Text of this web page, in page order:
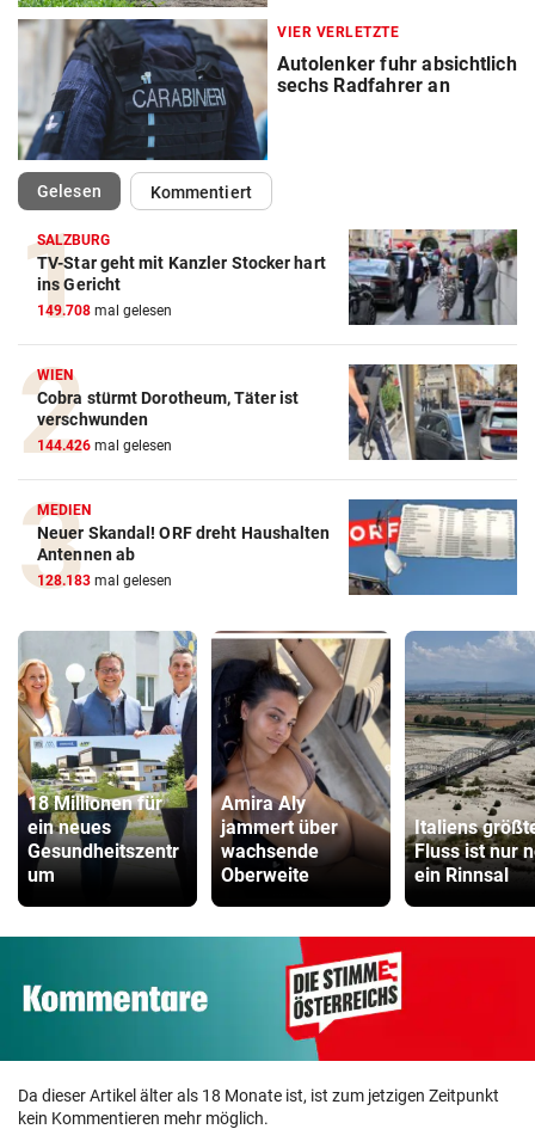
VIER VERLETZTE
Autolenker fuhr absichtlich
sechs Radfahrer an
Gelesen(ausgewählt)Kommentiert
SALZBURG
TV-Star geht mit Kanzler Stocker hart
ins Gericht
149.708 mal gelesen
WIEN
Cobra stürmt Dorotheum, Täter ist
verschwunden
144.426 mal gelesen
MEDIEN
Neuer Skandal! ORF dreht Haushalten
Antennen ab
128.183 mal gelesen
18 Millionen für
ein neues
Gesundheitszentr
um
Amira Aly
jammert über
wachsende
Oberweite
Italiens
Fluss ist nur
ein Rinnsal
Da dieser Artikel älter als 18 Monate ist, ist zum jetzigen Zeitpunkt
kein Kommentieren mehr möglich.